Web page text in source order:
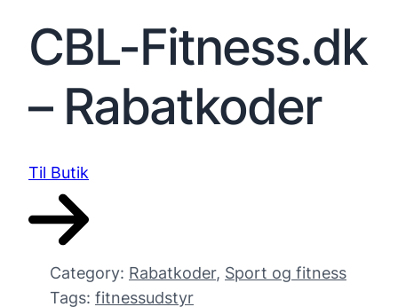
CBL-Fitness.dk
– Rabatkoder
Til Butik
Category: Rabatkoder, Sport og fitness
Tags: fitnessudstyr